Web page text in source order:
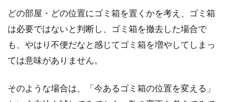
どの部屋・どの位置にゴミ箱を置くかを考え、ゴミ箱
は必要ではないと判断し、ゴミ箱を撤去した場合で
も、やはり不便だなと感じてゴミ箱を増やしてしまっ
ては意味がありません。
そのような場合は、「今あるゴミ箱の位置を変える」